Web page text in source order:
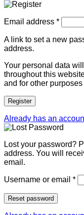
Email address *
A link to set a new
address.
Your personal data
throughout this
and for other
Register
Already has an
Lost your password?
address. You will
email.
Username or email *
Reset password